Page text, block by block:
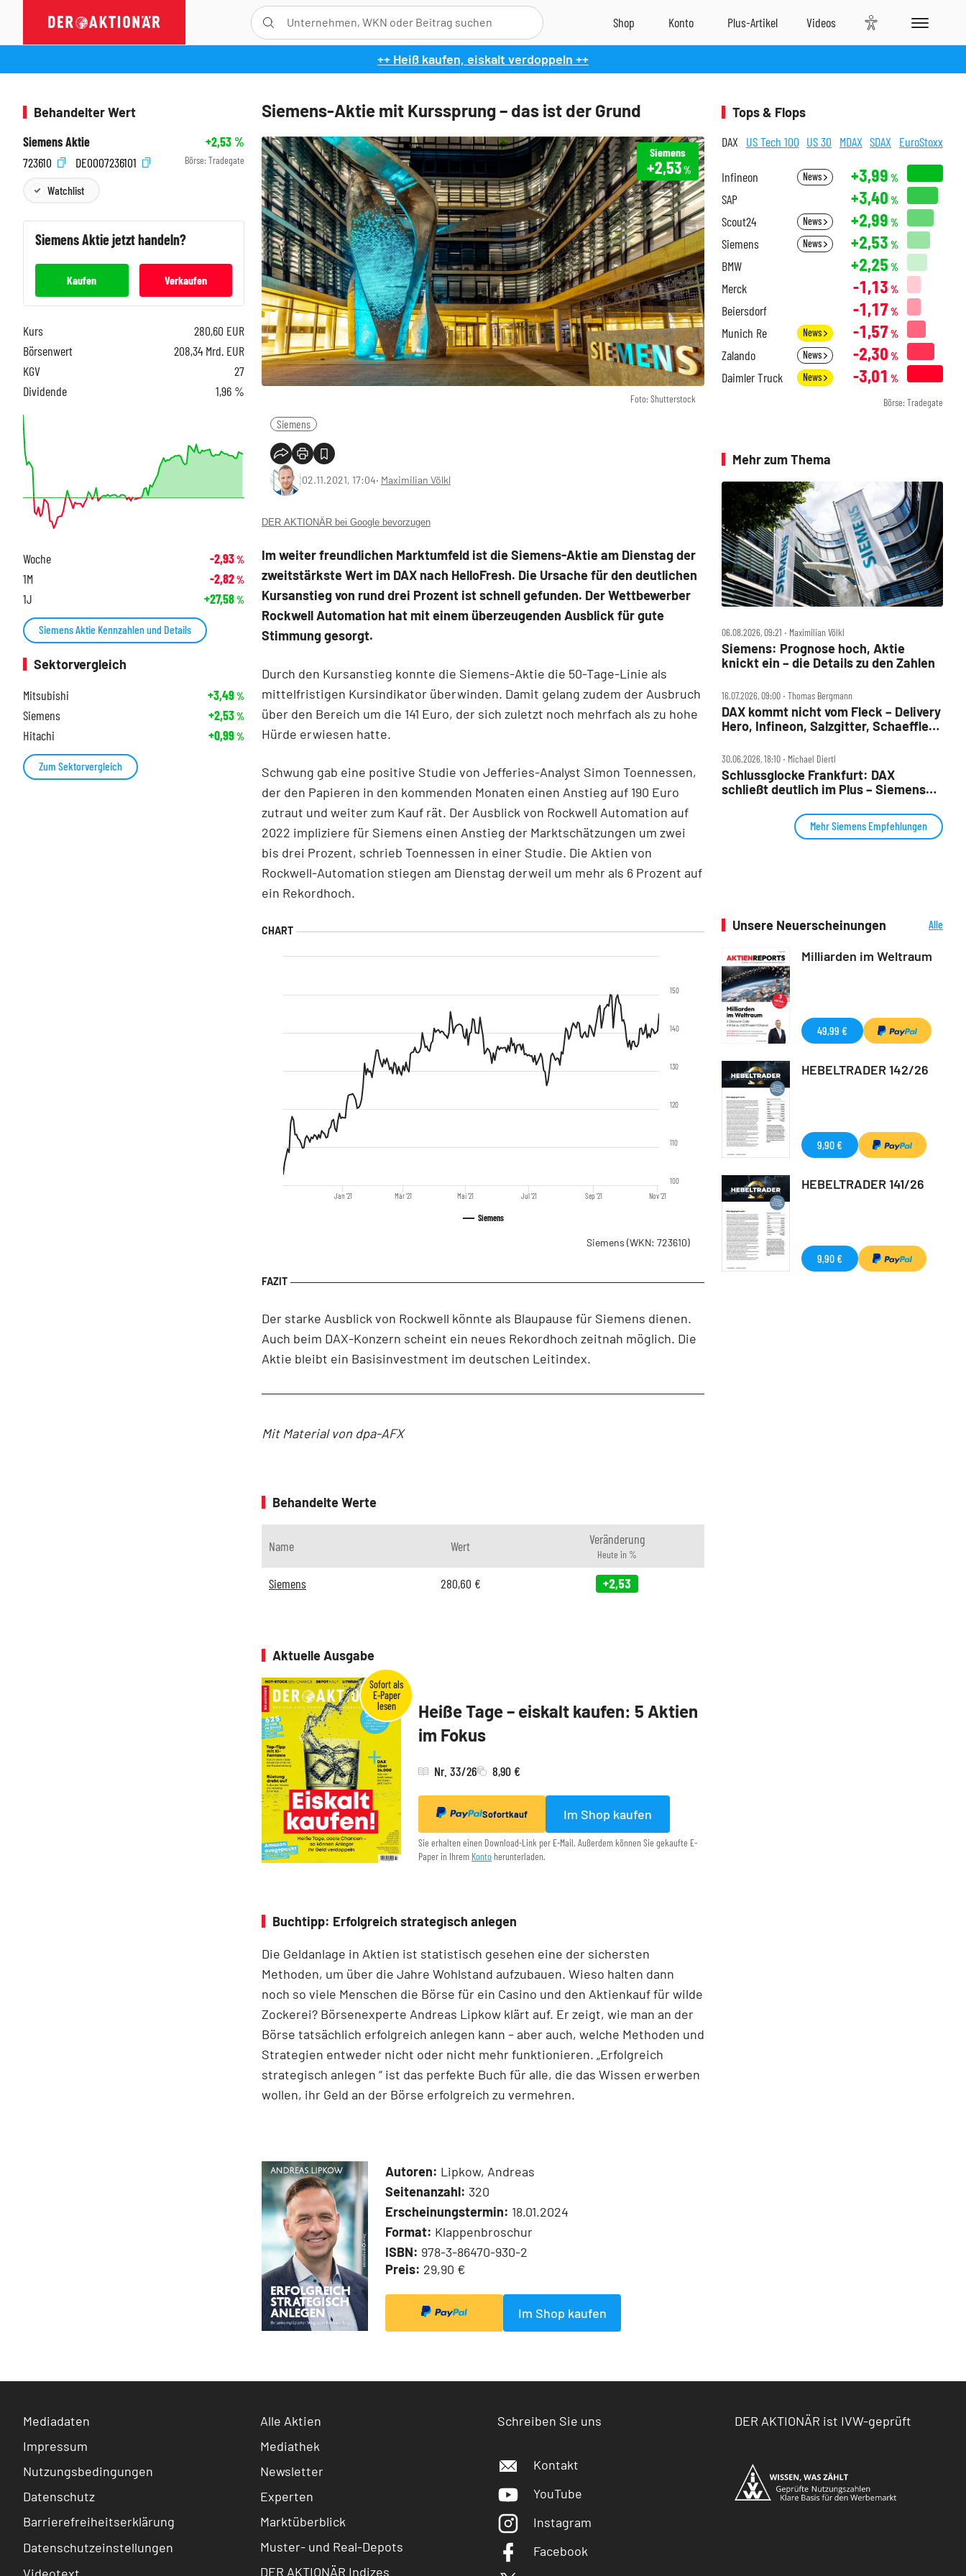
++ Heiß kaufen, eiskalt verdoppeln ++
Siemens-Aktie mit Kurssprung – das ist der Grund
Foto: Shutterstock
Siemens
+2,53%
Siemens
02.11.2021, 17:04‧ Maximilian Völkl
DER AKTIONÄR bei Google bevorzugen
Im weiter freundlichen Marktumfeld ist die Siemens-Aktie am Dienstag der
zweitstärkste Wert im DAX nach HelloFresh. Die Ursache für den deutlichen
Kursanstieg von rund drei Prozent ist schnell gefunden. Der Wettbewerber
Rockwell Automation hat mit einem überzeugenden Ausblick für gute
Stimmung gesorgt.
Durch den Kursanstieg konnte die Siemens-Aktie die 50-Tage-Linie als
mittelfristigen Kursindikator überwinden. Damit gelang zudem der Ausbruch
über den Bereich um die 141 Euro, der sich zuletzt noch mehrfach als zu hohe
Hürde erwiesen hatte.
Schwung gab eine positive Studie von Jefferies-Analyst Simon Toennessen,
der den Papieren in den kommenden Monaten einen Anstieg auf 190 Euro
zutraut und weiter zum Kauf rät. Der Ausblick von Rockwell Automation auf
2022 impliziere für Siemens einen Anstieg der Marktschätzungen um zwei
bis drei Prozent, schrieb Toennessen in einer Studie. Die Aktien von
Rockwell-Automation stiegen am Dienstag derweil um mehr als 6 Prozent auf
ein Rekordhoch.
Siemens
Jan '21 Mär '21 Mai '21 Jul '21 Sep '21 Nov '21
100
110
120
130
140
150
Siemens (WKN: 723610)
Der starke Ausblick von Rockwell könnte als Blaupause für Siemens dienen.
Auch beim DAX-Konzern scheint ein neues Rekordhoch zeitnah möglich. Die
Aktie bleibt ein Basisinvestment im deutschen Leitindex.
Mit Material von dpa-AFX
Behandelte Werte
Name Wert Veränderung
Heute in %
Siemens 280,60 € +2,53
Aktuelle Ausgabe
Heiße Tage – eiskalt kaufen: 5 Aktien
im Fokus
Nr. 33/26 8,90 €
Sofortkauf Im Shop kaufen
Sie erhalten einen Download-Link per E-Mail. Außerdem können Sie gekaufte E-
Paper in Ihrem Konto herunterladen.
Buchtipp: Erfolgreich strategisch anlegen
Die Geldanlage in Aktien ist statistisch gesehen eine der sichersten
Methoden, um über die Jahre Wohlstand aufzubauen. Wieso halten dann
noch so viele Menschen die Börse für ein Casino und den Aktienkauf für wilde
Zockerei? Börsenexperte Andreas Lipkow klärt auf. Er zeigt, wie man an der
Börse tatsächlich erfolgreich anlegen kann – aber auch, welche Methoden und
Strategien entweder nicht oder nicht mehr funktionieren. „Erfolgreich
strategisch anlegen “ ist das perfekte Buch für alle, die das Wissen erwerben
wollen, ihr Geld an der Börse erfolgreich zu vermehren.
Autoren: Lipkow, Andreas
Seitenanzahl: 320
Erscheinungstermin: 18.01.2024
Format: Klappenbroschur
ISBN: 978-3-86470-930-2
Preis: 29,90 €
Im Shop kaufen
Behandelter Wert
Siemens Aktie
+2,53%
723610
DE0007236101 Börse: Tradegate
Watchlist
SiemensAktie jetzt handeln?
Kaufen Verkaufen
Kurs 280,60 EUR
Börsenwert
208,34 Mrd. EUR
KGV
27
Dividende
1,96 %
Woche -2,93%
1M -2,82%
1J +27,58%
Siemens Aktie Kennzahlen und Details
Sektorvergleich
Mitsubishi
+3,49%
Siemens +2,53%
Hitachi +0,99%
Zum Sektorvergleich
Tops & Flops
DAX US Tech 100 US 30 MDAX SDAX EuroStoxx
Infineon News +3,99 %
SAP +3,40 %
Scout24 News +2,99 %
Siemens News +2,53 %
BMW +2,25 %
Merck -1,13 %
Beiersdorf -1,17 %
Munich Re News -1,57 %
Zalando News -2,30 %
Daimler Truck News -3,01 %
Börse: Tradegate
Mehr zum Thema
06.08.2026, 09:21 ‧ Maximilian Völkl
Siemens: Prognose hoch, Aktie
knickt ein – die Details zu den Zahlen
16.07.2026, 09:00 ‧ Thomas Bergmann
DAX kommt nicht vom Fleck – Delivery
Hero, Infineon, Salzgitter, Schaeffler,
30.06.2026, 18:10 ‧ Michael Diertl
Schlussglocke Frankfurt: DAX
schließt deutlich im Plus – Siemens
Mehr Siemens Empfehlungen
Unsere Neuerscheinungen
Alle
Milliarden im Weltraum
49,99 €
HEBELTRADER 142/26
9,90 €
HEBELTRADER 141/26
9,90 €
Mediadaten
Impressum
Nutzungsbedingungen
Datenschutz
Barrierefreiheitserklärung
Datenschutzeinstellungen
Alle Aktien
Mediathek
Newsletter
Experten
Marktüberblick
Muster- und Real-Depots
DER AKTIONÄR Indizes
Schreiben Sie uns
Kontakt
YouTube
Instagram
Facebook
DER AKTIONÄR ist IVW-geprüft